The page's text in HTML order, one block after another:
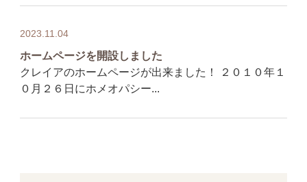
2023.11.04
ホームページを開設しました
クレイアのホームページが出来ました！ ２０１０年１
０月２６日にホメオパシー...